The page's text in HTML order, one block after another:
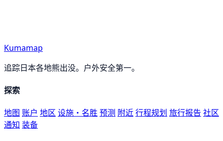
Kumamap
追踪日本各地熊出没。户外安全第一。
探索
地图 账户 地区 设施・名胜 预测 附近行程规划 旅行报告 社区
通知 装备